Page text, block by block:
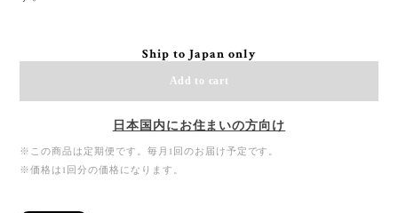
Ship to Japan only
Add to cart
日本国内にお住まいの方向け
※この商品は定期便です。毎月1回のお届け予定です。
※価格は1回分の価格になります。